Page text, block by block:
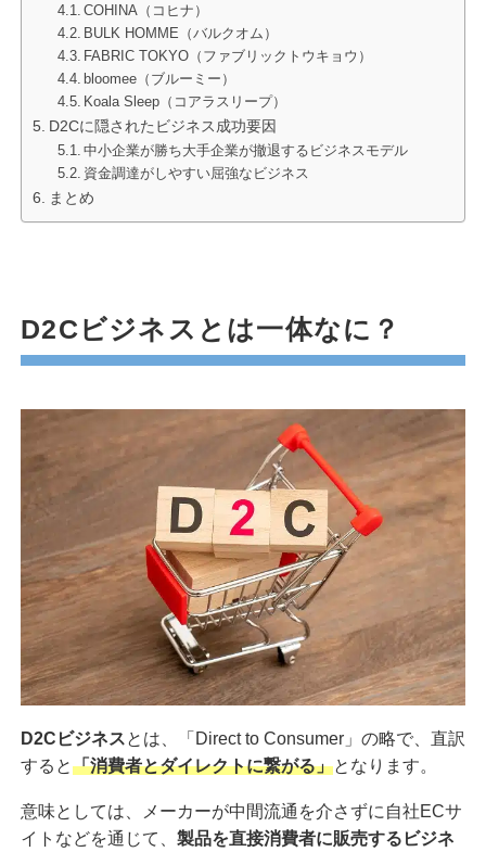
COHINA（コヒナ）
BULK HOMME（バルクオム）
FABRIC TOKYO（ファブリックトウキョウ）
bloomee（ブルーミー）
Koala Sleep（コアラスリープ）
D2Cに隠されたビジネス成功要因
中小企業が勝ち大手企業が撤退するビジネスモデル
資金調達がしやすい屈強なビジネス
まとめ
D2Cビジネスとは一体なに？
D2Cビジネスとは、「Direct to Consumer」の略で、直訳
すると「消費者とダイレクトに繋がる」となります。
意味としては、メーカーが中間流通を介さずに自社ECサ
イトなどを通じて、 製品を直接消費者に販売するビジネ